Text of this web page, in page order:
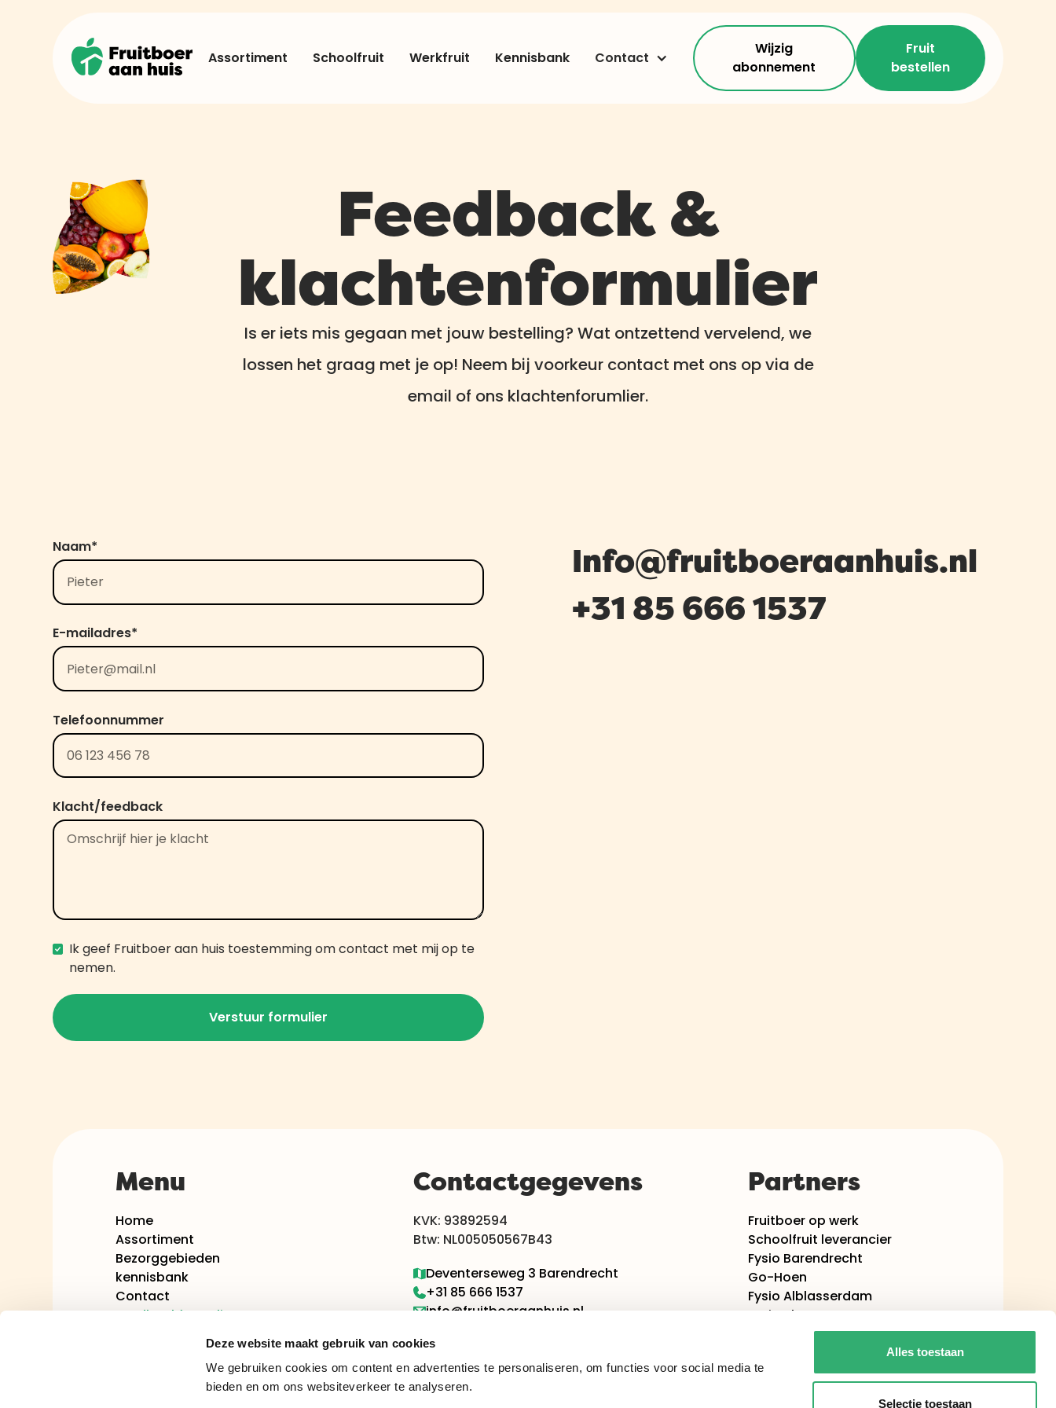
Deze website maakt gebruik van cookies
We gebruiken cookies om content en advertenties te personaliseren, om functies voor social media te
bieden en om ons websiteverkeer te analyseren.
Alles toestaan
Selectie toestaan
Assortiment Schoolfruit Werkfruit Kennisbank Contact
Wijzig
abonnement
Fruit
bestellen
Feedback &
klachtenformulier
Is er iets mis gegaan met jouw bestelling? Wat ontzettend vervelend, we
lossen het graag met je op! Neem bij voorkeur contact met ons op via de
email of ons klachtenforumlier.
Naam*
E-mailadres*
Telefoonnummer
Klacht/feedback
Ik geef Fruitboer aan huis toestemming om contact met mij op te
nemen.
Info@fruitboeraanhuis.nl
+31 85 666 1537
Menu
Home
Assortiment
Bezorggebieden
kennisbank
Contact
Feedbackformulier
Abonnement wijzigen
Contactgegevens
KVK: 93892594
Btw: NL005050567B43
Deventerseweg 3 Barendrecht
+31 85 666 1537
info@fruitboeraanhuis.nl
Partners
Fruitboer op werk
Schoolfruit leverancier
Fysio Barendrecht
Go-Hoen
Fysio Alblasserdam
Fysio Rhoon
PMO-Nederland